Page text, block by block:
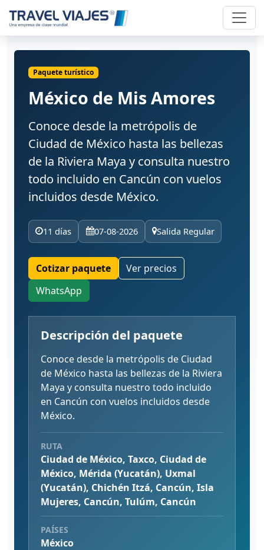
Paquete turístico
México de Mis Amores
Conoce desde la metrópolis de
Ciudad de México hasta las bellezas
de la Riviera Maya y consulta nuestro
todo incluido en Cancún con vuelos
incluidos desde México.
11 días 07-08-2026 Salida Regular
Cotizar paquete
Ver precios
WhatsApp
Descripción del paquete
Conoce desde la metrópolis de Ciudad
de México hasta las bellezas de la Riviera
Maya y consulta nuestro todo incluido
en Cancún con vuelos incluidos desde
México.
RUTA
Ciudad de México, Taxco, Ciudad de
México, Mérida (Yucatán), Uxmal
(Yucatán), Chichén Itzá, Cancún, Isla
Mujeres, Cancún, Tulúm, Cancún
PAÍSES
México